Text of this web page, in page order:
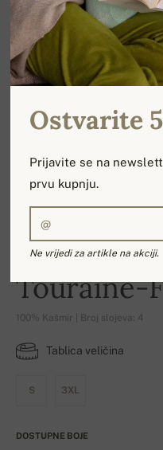
-15%
Touraine-
100% Kašmir | Broj slojeva: 4
Tablica veličina
S 3XL
DOSTUPNE BOJE
Ostvarite
Prijavite se na
prvu kupnju.
Ne vrijedi za artikle na akciji.